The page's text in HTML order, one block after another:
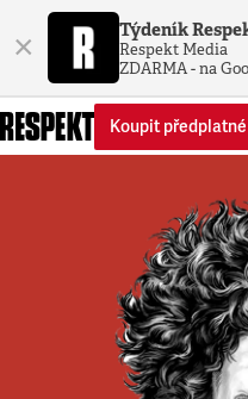
× Týdeník
Respekt Media
ZDARMA - na
Koupit předplatné